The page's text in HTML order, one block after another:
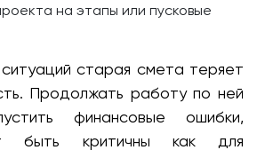
на этапы или пусковые
старая смета теряет
Продолжать работу по ней
финансовые ошибки,
быть критичны как для